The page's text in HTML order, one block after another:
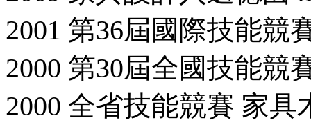
2001 第36屆國際技能競
2000 第30屆全國技能競
2000 全省技能競賽 家具